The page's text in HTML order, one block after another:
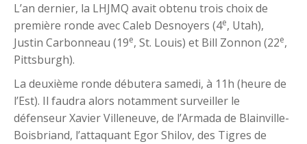
L’an dernier, la LHJMQ avait obtenu trois choix de
première ronde avec Caleb Desnoyers (4e, Utah),
Justin Carbonneau (19e, St. Louis) et Bill Zonnon (22e,
Pittsburgh).
La deuxième ronde débutera samedi, à 11h (heure de
l’Est). Il faudra alors notamment surveiller le
défenseur Xavier Villeneuve, de l’Armada de Blainville-
Boisbriand, l’attaquant Egor Shilov, des Tigres de